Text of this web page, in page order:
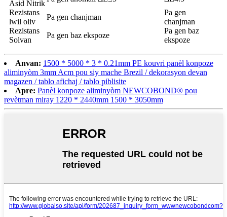
Asid Nitrik
Rezistans
lwil oliv
Pa gen chanjman
Pa gen
chanjman
Rezistans
Solvan
Pa gen baz ekspoze
Pa gen baz
ekspoze
Anvan: 1500 * 5000 * 3 * 0.21mm PE kouvri panèl konpoze
aliminyòm 3mm Acm pou siy mache Brezil / dekorasyon devan
magazen / tablo afichaj / tablo piblisite
Apre: Panèl konpoze aliminyòm NEWCOBOND® pou
revètman miray 1220 * 2440mm 1500 * 3050mm